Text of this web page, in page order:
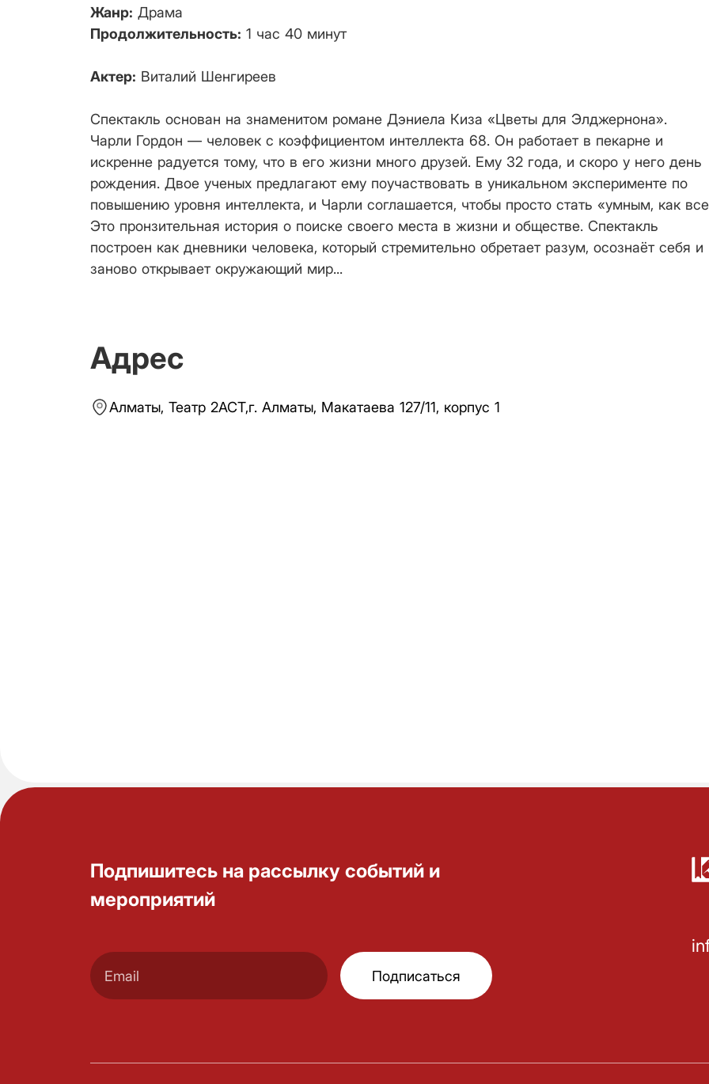
Жанр: Драма
Продолжительность: 1 час 40 минут
Актер: Виталий Шенгиреев
Спектакль основан на знаменитом романе Дэниела Киза «Цветы для Элджернона».
Чарли Гордон — человек с коэффициентом интеллекта 68. Он работает в пекарне и
искренне радуется тому, что в его жизни много друзей. Ему 32 года, и скоро у него день
рождения. Двое ученых предлагают ему поучаствовать в уникальном эксперименте по
повышению уровня интеллекта, и Чарли соглашается, чтобы просто стать «умным, как
Это пронзительная история о поиске своего места в жизни и обществе. Спектакль
построен как дневники человека, который стремительно обретает разум, осознаёт себя и
заново открывает окружающий мир...
Адрес
Алматы, Театр 2ACT,г. Алматы, Макатаева 127/11, корпус 1
Подпишитесь на рассылку событий и
мероприятий
Подписаться